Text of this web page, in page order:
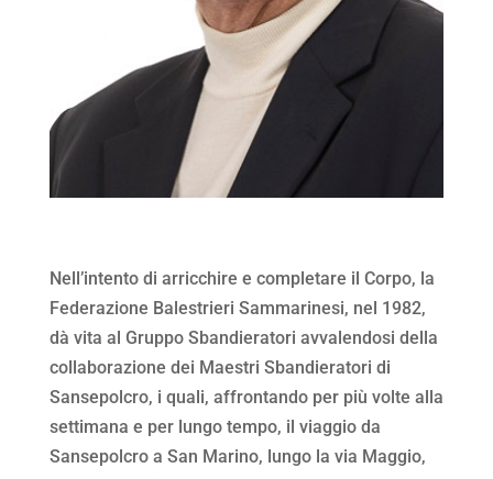
Nell’intento di arricchire e completare il Corpo, la
Federazione Balestrieri Sammarinesi, nel 1982,
dà vita al Gruppo Sbandieratori avvalendosi della
collaborazione dei Maestri Sbandieratori di
Sansepolcro, i quali, affrontando per più volte alla
settimana e per lungo tempo, il viaggio da
Sansepolcro a San Marino, lungo la via Maggio,